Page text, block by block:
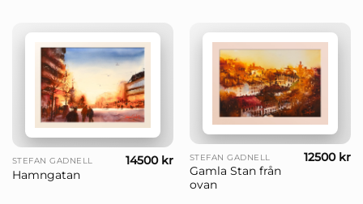
STEFAN GADNELL
Hamngatan
14500 kr STEFAN GADNELL
Gamla Stan från
ovan
12500 kr